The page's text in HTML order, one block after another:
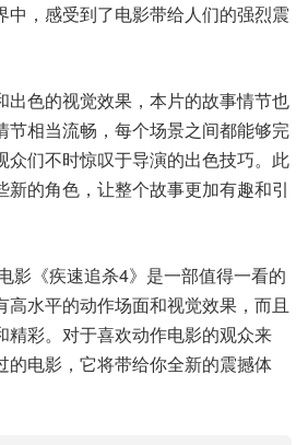
中，感受到了电影带给人们的强烈震
出色的视觉效果，本片的故事情节也
节相当流畅，每个场景之间都能够完
众们不时惊叹于导演的出色技巧。此
新的角色，让整个故事更加有趣和引
影《疾速追杀4》是一部值得一看的
高水平的动作场面和视觉效果，而且
精彩。对于喜欢动作电影的观众来
的电影，它将带给你全新的震撼体